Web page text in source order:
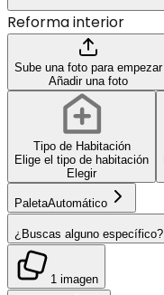
Reforma interior
Sube una foto para empezar
Añadir una foto
Tipo de Habitación
Elige el tipo de habitación
Elegir
PaletaAutomático
¿Buscas alguno específico?
1 imagen